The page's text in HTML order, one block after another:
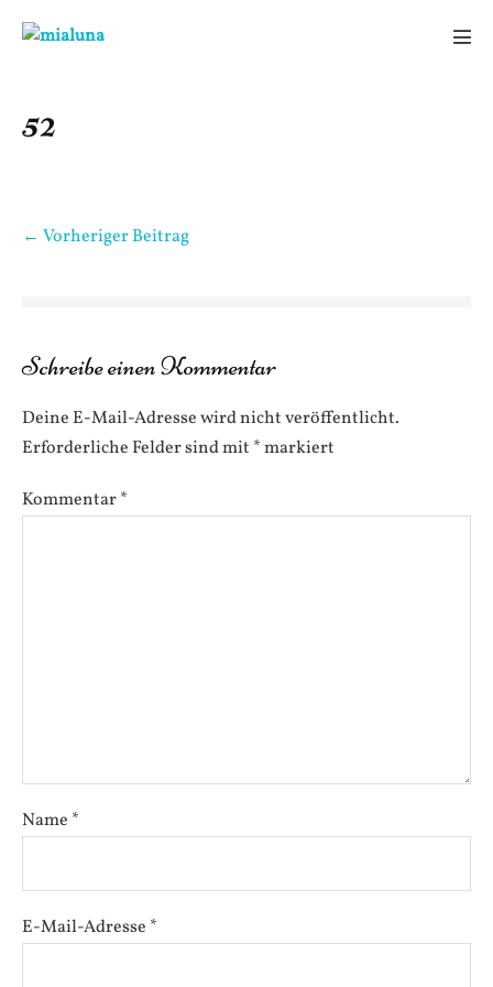
Inhalt
52
Beitragsnavigation
← Vorheriger Beitrag
Schreibe einen Kommentar
Deine E-Mail-Adresse wird nicht veröffentlicht.
Erforderliche Felder sind mit *markiert
Kommentar*
Name *
E-Mail-Adresse *